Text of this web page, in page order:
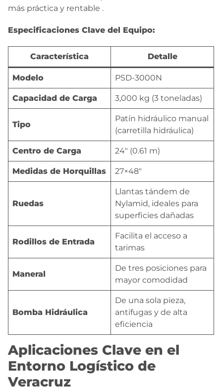
más práctica y rentable .
Especificaciones Clave del Equipo:
Característica Detalle
Modelo PSD-3000N
Capacidad de Carga 3,000 kg (3 toneladas)
Tipo
Patín hidráulico manual
(carretilla hidráulica)
Centro de Carga 24″ (0.61 m)
Medidas de Horquillas 27×48″
Ruedas
Llantas tándem de
Nylamid, ideales para
superficies dañadas
Rodillos de Entrada
Facilita el acceso a
tarimas
Maneral
De tres posiciones para
mayor comodidad
Bomba Hidráulica
De una sola pieza,
antifugas y de alta
eficiencia
Aplicaciones Clave en el
Entorno Logístico de
Veracruz